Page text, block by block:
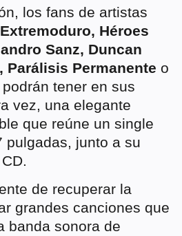
los fans de artistas
Héroes
Sanz, Duncan
Parálisis Permanente o
podrán tener en sus
vez, una elegante
que reúne un single
pulgadas, junto a su
de recuperar la
grandes canciones que
banda sonora de